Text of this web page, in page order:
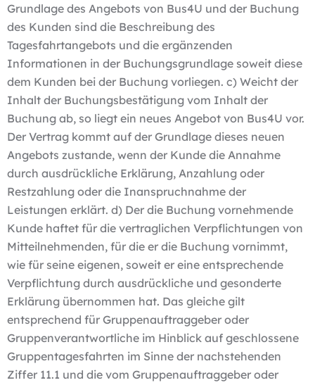
Grundlage des Angebots von Bus4U und der Buchung
des Kunden sind die Beschreibung des
Tagesfahrtangebots und die ergänzenden
Informationen in der Buchungsgrundlage soweit diese
dem Kunden bei der Buchung vorliegen. c) Weicht der
Inhalt der Buchungsbestätigung vom Inhalt der
Buchung ab, so liegt ein neues Angebot von Bus4U vor.
Der Vertrag kommt auf der Grundlage dieses neuen
Angebots zustande, wenn der Kunde die Annahme
durch ausdrückliche Erklärung, Anzahlung oder
Restzahlung oder die Inanspruchnahme der
Leistungen erklärt. d) Der die Buchung vornehmende
Kunde haftet für die vertraglichen Verpflichtungen von
Mitteilnehmenden, für die er die Buchung vornimmt,
wie für seine eigenen, soweit er eine entsprechende
Verpflichtung durch ausdrückliche und gesonderte
Erklärung übernommen hat. Das gleiche gilt
entsprechend für Gruppenauftraggeber oder
Gruppenverantwortliche im Hinblick auf geschlossene
Gruppentagesfahrten im Sinne der nachstehenden
Ziffer 11.1 und die vom Gruppenauftraggeber oder